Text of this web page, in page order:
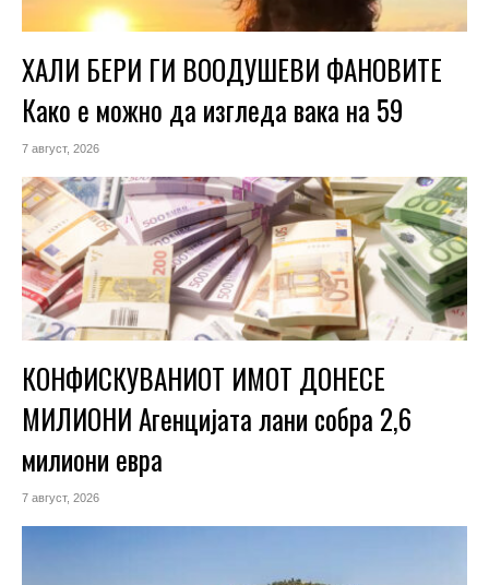
ХАЛИ БЕРИ ГИ ВООДУШЕВИ ФАНОВИТЕ
Како е можно да изгледа вака на 59
7 август, 2026
КОНФИСКУВАНИОТ ИМОТ ДОНЕСЕ
МИЛИОНИ Агенцијата лани собра 2,6
милиони евра
7 август, 2026